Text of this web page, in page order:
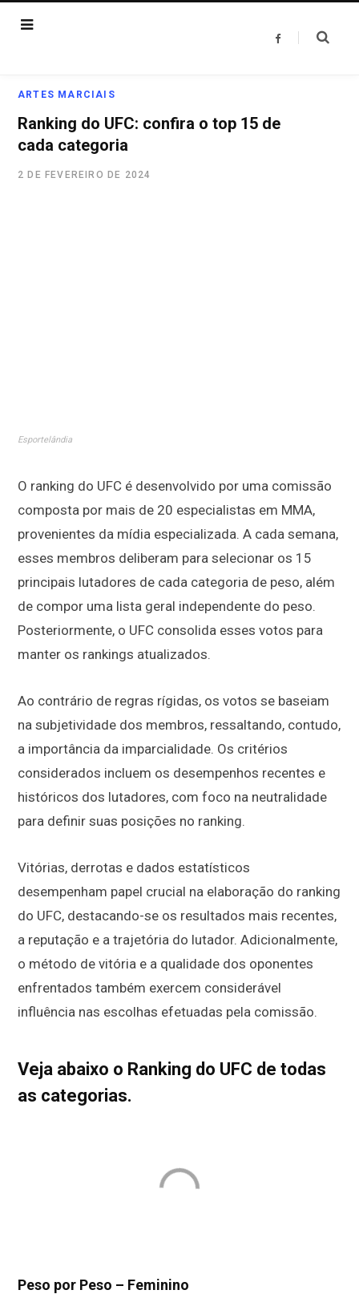
F
ARTES MARCIAIS
Ranking do UFC: confira o top 15 de
cada categoria
2 DE FEVEREIRO DE 2024
Esportelândia
O ranking do UFC é desenvolvido por uma comissão
composta por mais de 20 especialistas em MMA,
provenientes da mídia especializada. A cada semana,
esses membros deliberam para selecionar os 15
principais lutadores de cada categoria de peso, além
de compor uma lista geral independente do peso.
Posteriormente, o UFC consolida esses votos para
manter os rankings atualizados.
Ao contrário de regras rígidas, os votos se baseiam
na subjetividade dos membros, ressaltando, contudo,
a importância da imparcialidade. Os critérios
considerados incluem os desempenhos recentes e
históricos dos lutadores, com foco na neutralidade
para definir suas posições no ranking.
Vitórias, derrotas e dados estatísticos
desempenham papel crucial na elaboração do ranking
do UFC, destacando-se os resultados mais recentes,
a reputação e a trajetória do lutador. Adicionalmente,
o método de vitória e a qualidade dos oponentes
enfrentados também exercem considerável
influência nas escolhas efetuadas pela comissão.
Veja abaixo o Ranking do UFC de todas
as categorias.
Peso por Peso – Feminino